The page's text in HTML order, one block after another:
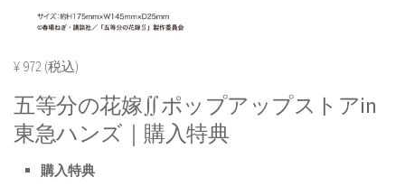
¥ 972 (税込)
五等分の花嫁∬ポップアップストアin
東急ハンズ｜購入特典
購入特典